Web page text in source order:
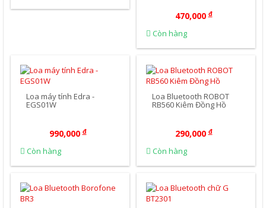
470,000đ
Còn hàng
Loa máy tính Edra -
EGS01W
990,000đ
Còn hàng
Mua Ngay
Loa Bluetooth ROBOT
RB560 Kiêm Đồng Hồ
290,000đ
Còn hàng
Mua Ngay
Mua Ngay Mua Ngay